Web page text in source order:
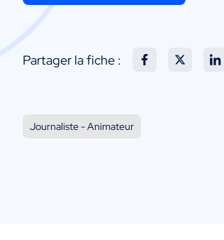
Partager la fiche :
Journaliste - Animateur